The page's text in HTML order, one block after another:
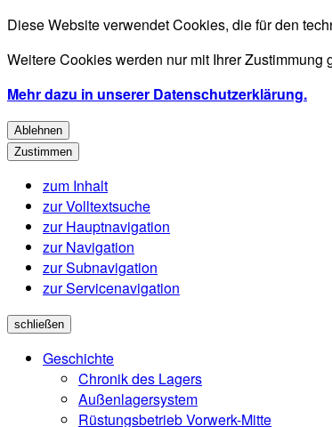
Diese Website verwendet Cookies, die für den
Weitere Cookies werden nur mit Ihrer
Mehr dazu in unserer Datenschutzerklärung.
Ablehnen
Zustimmen
zum Inhalt
zur Volltextsuche
zur Hauptnavigation
zur Navigation
zur Subnavigation
zur Servicenavigation
schließen
Geschichte
Chronik des Lagers
Außenlagersystem
Rüstungsbetrieb Vorwerk-Mitte